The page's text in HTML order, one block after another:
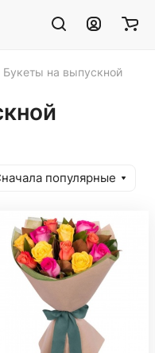
Букеты на выпускной
популярные